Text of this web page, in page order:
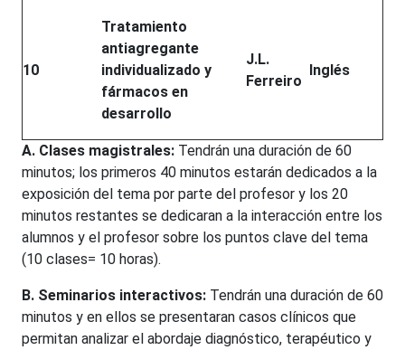
10
Tratamiento
antiagregante
individualizado y
fármacos en
desarrollo
J.L.
Ferreiro
Inglés
A. Clases magistrales: Tendrán una duración de 60
minutos; los primeros 40 minutos estarán dedicados a la
exposición del tema por parte del profesor y los 20
minutos restantes se dedicaran a la interacción entre los
alumnos y el profesor sobre los puntos clave del tema
(10 clases= 10 horas).
B. Seminarios interactivos: Tendrán una duración de 60
minutos y en ellos se presentaran casos clínicos que
permitan analizar el abordaje diagnóstico, terapéutico y